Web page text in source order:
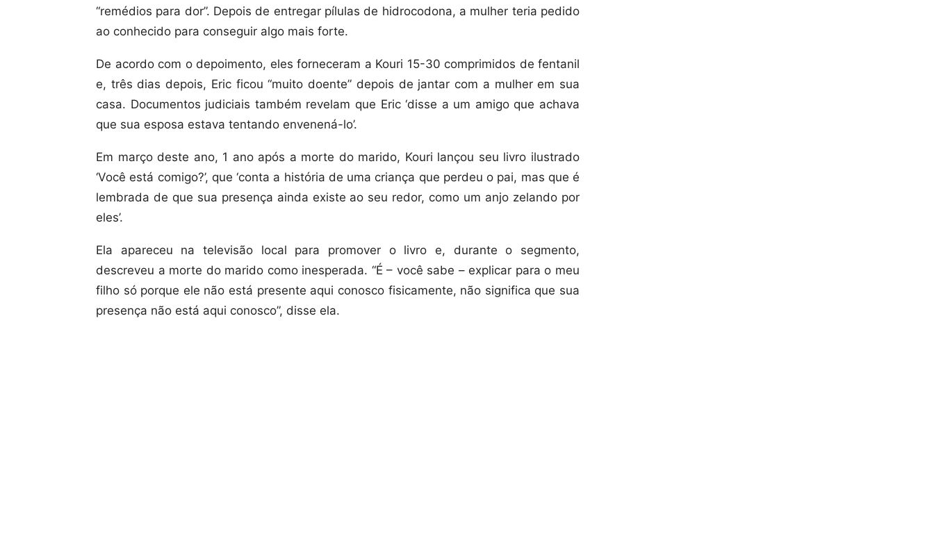
“remédios para dor”. Depois de entregar pílulas de hidrocodona, a mulher teria pedido
ao conhecido para conseguir algo mais forte.
De acordo com o depoimento, eles forneceram a Kouri 15-30 comprimidos de fentanil
e, três dias depois, Eric ficou “muito doente” depois de jantar com a mulher em sua
casa. Documentos judiciais também revelam que Eric ‘disse a um amigo que achava
que sua esposa estava tentando envenená-lo’.
Em março deste ano, 1 ano após a morte do marido, Kouri lançou seu livro ilustrado
‘Você está comigo?’, que ‘conta a história de uma criança que perdeu o pai, mas que é
lembrada de que sua presença ainda existe ao seu redor, como um anjo zelando por
eles’.
Ela apareceu na televisão local para promover o livro e, durante o segmento,
descreveu a morte do marido como inesperada. “É – você sabe – explicar para o meu
filho só porque ele não está presente aqui conosco fisicamente, não significa que sua
presença não está aqui conosco”, disse ela.